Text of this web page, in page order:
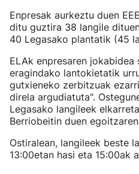
Enpresak aurkeztu duen
ditu guztira 38 langile
40 Legasako plantatik (45
ELAk enpresaren
eragindako lantokietatik
gutxieneko zerbitzuak
direla argudiatuta".
Legasako langileek
Berriobeitin duen
Ostiralean, langileek beste
13:00etan hasi eta 15:00ak